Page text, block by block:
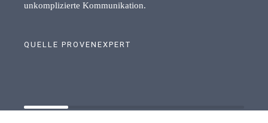
unkomplizierte Kommunikation.
QUELLE PROVENEXPERT